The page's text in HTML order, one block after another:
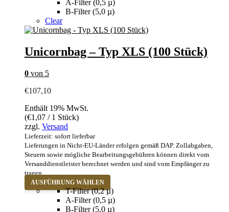
weist
mehrere
auf.
Optionen
können
A-Filter (0,5 µ)
B-Filter (5,0 µ)
Clear
Unicornbag – Typ XLS (100 Stück)
0 von 5
€107,10
Enthält 19% MwSt.
(€1,07 / 1 Stück)
zzgl. Versand
Lieferzeit: sofort lieferbar
Lieferungen in Nicht-EU-Länder erfolgen gemäß DAP. Zollabgaben,
Steuern sowie mögliche Bearbeitungsgebühren können direkt vom
Versanddienstleister berechnet werden und sind vom Empfänger zu
tragen.
AUSFÜHRUNG WÄHLEN
Produkt
weist
mehrere
T-Filter (0,2 µ)
A-Filter (0,5 µ)
B-Filter (5,0 µ)